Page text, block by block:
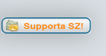
Ricerca avanzata